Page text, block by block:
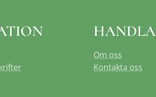
HANDLA
Om oss
Kontakta oss